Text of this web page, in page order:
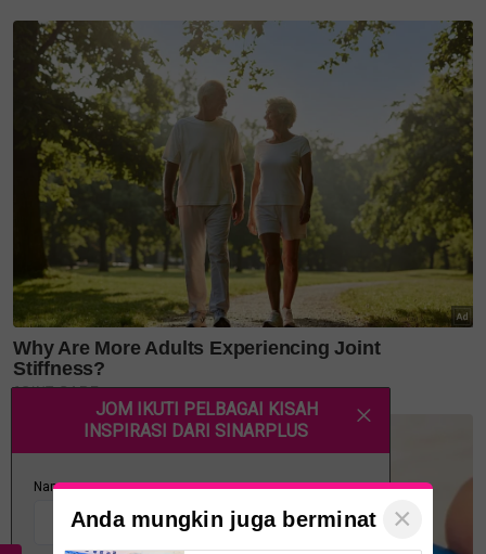
"Deqnor dan ucapkan terima kasih banyak kepada
famili dan rakan yang sudi memeriahkan majlis,
Alhamdulillah," titipnya.
MemetikNona, suami Deqnor, Abang Lokman ialah
cucu kepada Gabenor Pertama Sarawak, Tun Abang
Openg Abang Sapiee.
Anda mungkin juga berminat ×